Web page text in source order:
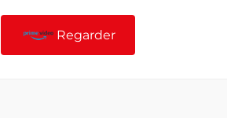
Regarder